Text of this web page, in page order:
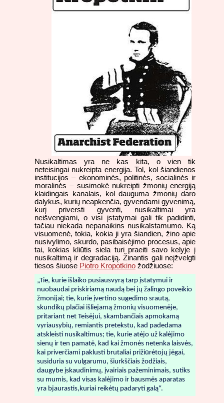
Nusikaltimas yra ne kas kita, o vien tik
neteisingai nukreipta energija. Tol, kol šiandienos
institucijos – ekonominės, politinės, socialinės ir
moralinės – susimokė nukreipti žmonių energiją
klaidingais kanalais, kol dauguma žmonių daro
dalykus, kurių neapkenčia, gyvendami gyvenimą,
kurį priversti gyventi, nusikaltimai yra
neišvengiami, o visi įstatymai gali tik padidinti,
tačiau niekada nepanaikins nusikalstamumo. Ką
visuomenė, tokia, kokia ji yra šiandien, žino apie
nusivylimo, skurdo, pasibaisėjimo procesus, apie
tai, kokias kliūtis siela turi praeiti savo kelyje į
nusikaltimą ir degradaciją. Žinantis gali neįžvelgti
tiesos šiuose Piotro Kropotkino žodžiuose:
„Tie, kurie išlaiko pusiausvyrą tarp įstatymui ir
nuobaudai priskiriamą naudą bei jų žalingo poveikio
žmonijai; tie, kurie įvertino sugedimo srautą,
skundikų plačiai išliejamą žmonių visuomenėje,
pritariant net Teisėjui, skambančiais apmokamą
vyriausybių, remiantis pretekstu, kad padedama
atskleisti nusikaltimus; tie, kurie atėjo už kalėjimo
sienų ir ten pamatė, kad kai žmonės netenka laisvės,
kai priverčiami paklusti brutaliai prižiūrėtojų jėgai,
susiduria su vulgarumu, šiurkščiais žodžiais,
daugybe įskaudinimų, įvairiais pažeminimais, sutiks
su mumis, kad visas kalėjimo ir bausmės aparatas
yra bjaurastis,kuriai reikėtų padaryti galą“.